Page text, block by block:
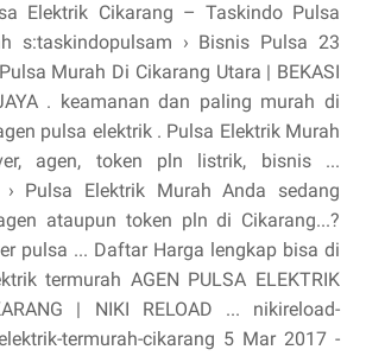
Elektrik Cikarang – Taskindo Pulsa
s:taskindopulsam › Bisnis Pulsa 23
Murah Di Cikarang Utara | BEKASI
. keamanan dan paling murah di
pulsa elektrik . Pulsa Elektrik Murah
agen, token pln listrik, bisnis ...
› Pulsa Elektrik Murah Anda sedang
ataupun token pln di Cikarang...?
pulsa ... Daftar Harga lengkap bisa di
termurah AGEN PULSA ELEKTRIK
| NIKI RELOAD ... nikireload-
termurah-cikarang 5 Mar 2017 -